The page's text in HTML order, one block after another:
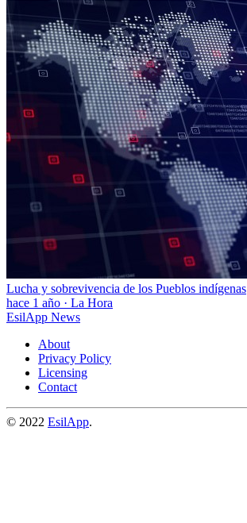
Lucha y sobrevivencia de los Pueblos indígenas
hace 1 año · La Hora
EsilApp News
About
Privacy Policy
Licensing
Contact
© 2022 EsilApp.